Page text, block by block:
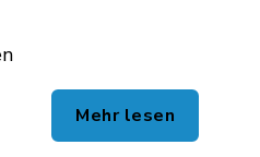
Mehr lesen